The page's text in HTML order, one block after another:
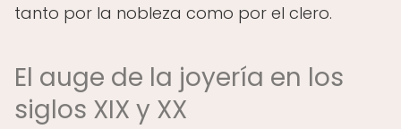
tanto por la nobleza como por el clero.
El auge de la joyería en los
siglos XIX y XX